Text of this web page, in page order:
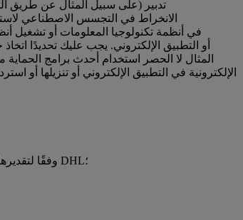
تدبير (على سبيل المثال عن طريق
الانخراط في التجسس الاصطناعي
المثال لا الحصر استخدام أحدث برامج
الإلكترونية في التطبيق الإلكتروني أو تنزيلها
حددت شركة DHL وفقًا لتقديرها أن هناك إساءة استخدام و/أو احتيالاً و/أو إجراءات غير قانونية و/أو مخالفة لمبدأ حسن النية فيما يتعلق بالتطبيق الإلكتروني وخدمات DHL؛